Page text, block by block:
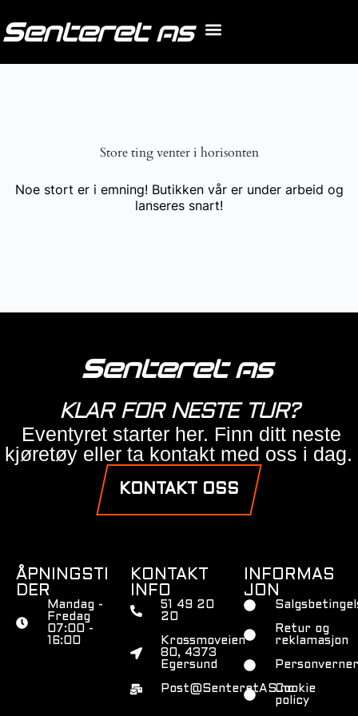
Store ting venter i horisonten
Noe stort er i emning! Butikken vår er under arbeid og
lanseres snart!
KLAR FOR NESTE TUR?
Eventyret starter her. Finn ditt neste
kjøretøy eller ta kontakt med oss i dag.
KONTAKT OSS
ÅPNINGSTI
DER
Mandag -
Fredag
07:00 -
16:00
KONTAKT
INFO
51 49 20
20
Krossmoveien
80, 4373
Egersund
Post@SenteretAS.no
INFORMAS
JON
Retur og
reklamasjon
Cookie
policy